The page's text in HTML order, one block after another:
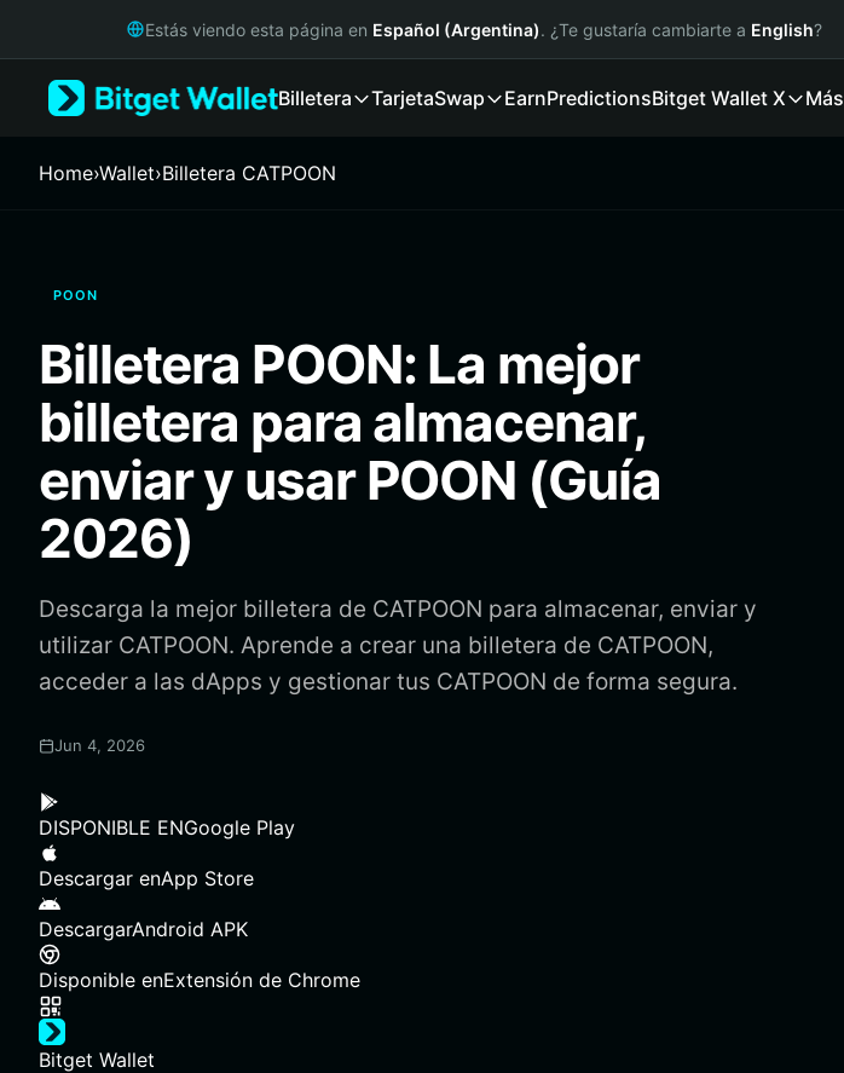
Русский
Italiano
繁體中文
Bahasa Indonesia
ภาษาไทย
Español
Português (Brasil)
Español (Argentina)
Estás viendo esta página en Español (Argentina). ¿Te gustaría cambiarte a English?
Billetera TarjetaSwap EarnPredictionsBitget Wallet X Más
Home›Wallet›Billetera CATPOON
POON
Billetera POON: La mejor
billetera para almacenar,
enviar y usar POON (Guía
2026)
Descarga la mejor billetera de CATPOON para almacenar, enviar y
utilizar CATPOON. Aprende a crear una billetera de CATPOON,
acceder a las dApps y gestionar tus CATPOON de forma segura.
Jun 4, 2026
DISPONIBLE ENGoogle Play
Descargar enApp Store
DescargarAndroid APK
Disponible enExtensión de Chrome
Bitget Wallet